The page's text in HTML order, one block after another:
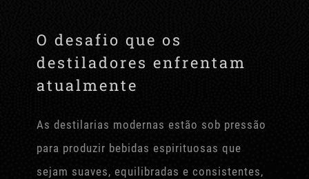
O desafio que os
destiladores enfrentam
atualmente
As destilarias modernas estão sob pressão
para produzir bebidas espirituosas que
sejam suaves, equilibradas e consistentes,